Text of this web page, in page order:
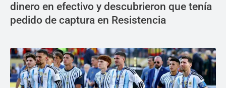
dinero en efectivo y descubrieron que tenía
pedido de captura en Resistencia